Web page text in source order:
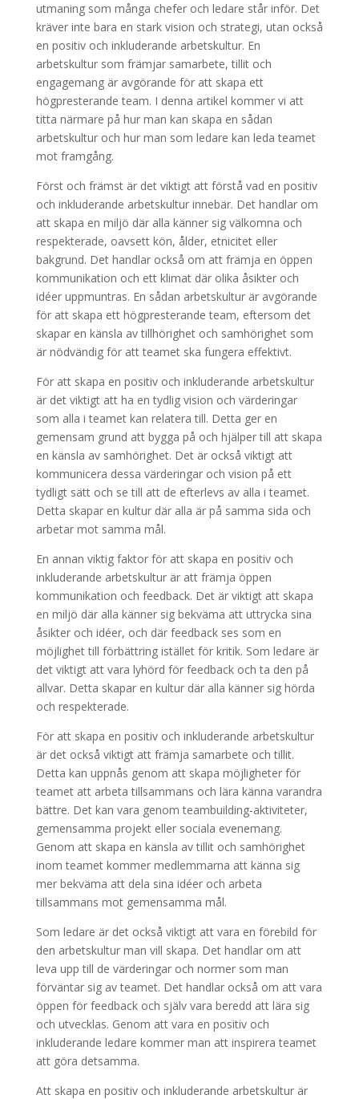
utmaning som många chefer och ledare står inför. Det
kräver inte bara en stark vision och strategi, utan också
en positiv och inkluderande arbetskultur. En
arbetskultur som främjar samarbete, tillit och
engagemang är avgörande för att skapa ett
högpresterande team. I denna artikel kommer vi att
titta närmare på hur man kan skapa en sådan
arbetskultur och hur man som ledare kan leda teamet
mot framgång.
Först och främst är det viktigt att förstå vad en positiv
och inkluderande arbetskultur innebär. Det handlar om
att skapa en miljö där alla känner sig välkomna och
respekterade, oavsett kön, ålder, etnicitet eller
bakgrund. Det handlar också om att främja en öppen
kommunikation och ett klimat där olika åsikter och
idéer uppmuntras. En sådan arbetskultur är avgörande
för att skapa ett högpresterande team, eftersom det
skapar en känsla av tillhörighet och samhörighet som
är nödvändig för att teamet ska fungera effektivt.
För att skapa en positiv och inkluderande arbetskultur
är det viktigt att ha en tydlig vision och värderingar
som alla i teamet kan relatera till. Detta ger en
gemensam grund att bygga på och hjälper till att skapa
en känsla av samhörighet. Det är också viktigt att
kommunicera dessa värderingar och vision på ett
tydligt sätt och se till att de efterlevs av alla i teamet.
Detta skapar en kultur där alla är på samma sida och
arbetar mot samma mål.
En annan viktig faktor för att skapa en positiv och
inkluderande arbetskultur är att främja öppen
kommunikation och feedback. Det är viktigt att skapa
en miljö där alla känner sig bekväma att uttrycka sina
åsikter och idéer, och där feedback ses som en
möjlighet till förbättring istället för kritik. Som ledare är
det viktigt att vara lyhörd för feedback och ta den på
allvar. Detta skapar en kultur där alla känner sig hörda
och respekterade.
För att skapa en positiv och inkluderande arbetskultur
är det också viktigt att främja samarbete och tillit.
Detta kan uppnås genom att skapa möjligheter för
teamet att arbeta tillsammans och lära känna varandra
bättre. Det kan vara genom teambuilding-aktiviteter,
gemensamma projekt eller sociala evenemang.
Genom att skapa en känsla av tillit och samhörighet
inom teamet kommer medlemmarna att känna sig
mer bekväma att dela sina idéer och arbeta
tillsammans mot gemensamma mål.
Som ledare är det också viktigt att vara en förebild för
den arbetskultur man vill skapa. Det handlar om att
leva upp till de värderingar och normer som man
förväntar sig av teamet. Det handlar också om att vara
öppen för feedback och själv vara beredd att lära sig
och utvecklas. Genom att vara en positiv och
inkluderande ledare kommer man att inspirera teamet
att göra detsamma.
Att skapa en positiv och inkluderande arbetskultur är